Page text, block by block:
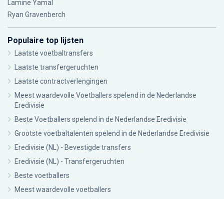
Lamine Yamal
Ryan Gravenberch
Populaire top lijsten
Laatste voetbaltransfers
Laatste transfergeruchten
Laatste contractverlengingen
Meest waardevolle Voetballers spelend in de Nederlandse
Eredivisie
Beste Voetballers spelend in de Nederlandse Eredivisie
Grootste voetbaltalenten spelend in de Nederlandse Eredivisie
Eredivisie (NL) - Bevestigde transfers
Eredivisie (NL) - Transfergeruchten
Beste voetballers
Meest waardevolle voetballers